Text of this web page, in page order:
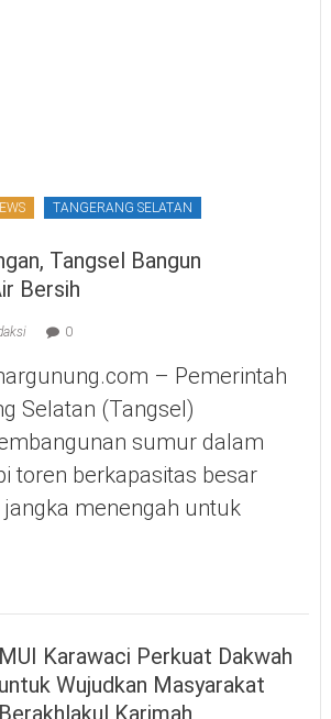
TANGERANG SELATAN
Tangsel Bangun
Bersih
0
– Pemerintah
Selatan (Tangsel)
sumur dalam
toren berkapasitas besar
menengah untuk
MUI Karawaci Perkuat Dakwah
untuk Wujudkan Masyarakat
Berakhlakul Karimah